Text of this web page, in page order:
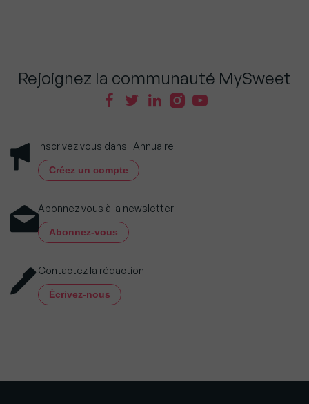
Rejoignez la communauté MySweet
Inscrivez vous dans l'Annuaire
Créez un compte
Abonnez vous à la newsletter
Abonnez-vous
Contactez la rédaction
Écrivez-nous